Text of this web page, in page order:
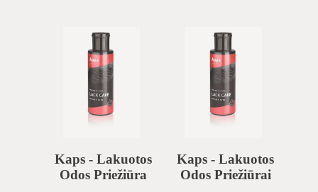
Kaps - Lakuotos
Odos Priežiūra
Kaps - Lakuotos
Odos Priežiūrai